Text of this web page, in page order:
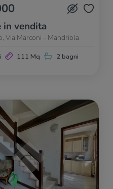
in vendita
Via Marconi - Mandriola
111 Mq 2 bagni